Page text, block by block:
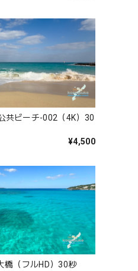
共ビーチ-002（4K）30
¥4,500
橋（フルHD）30秒